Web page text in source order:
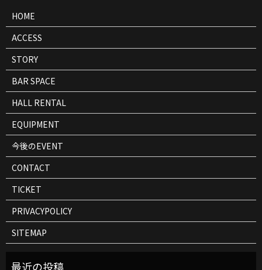
HOME
ACCESS
STORY
BAR SPACE
HALL RENTAL
EQUIPMENT
今後のEVENT
CONTACT
TICKET
PRIVACYPOLICY
SITEMAP